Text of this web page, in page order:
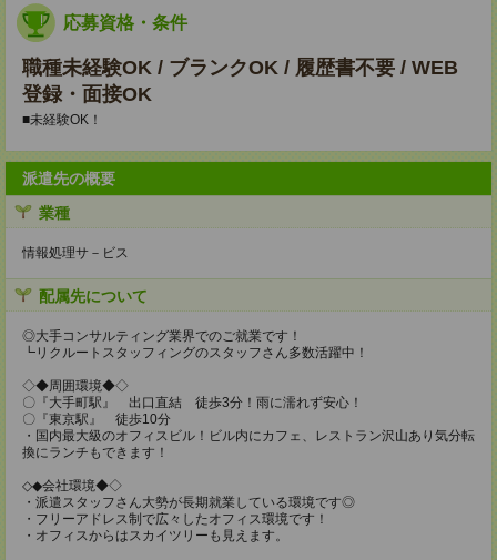
応募資格・条件
職種未経験OK / ブランクOK / 履歴書不要 / WEB
登録・面接OK
■未経験OK！
派遣先の概要
業種
情報処理サ－ビス
配属先について
◎大手コンサルティング業界でのご就業です！
┗リクルートスタッフィングのスタッフさん多数活躍中！
◇◆周囲環境◆◇
〇『大手町駅』 出口直結 徒歩3分！雨に濡れず安心！
〇『東京駅』 徒歩10分
・国内最大級のオフィスビル！ビル内にカフェ、レストラン沢山あり気分転
換にランチもできます！
◇◆会社環境◆◇
・派遣スタッフさん大勢が長期就業している環境です◎
・フリーアドレス制で広々したオフィス環境です！
・オフィスからはスカイツリーも見えます。